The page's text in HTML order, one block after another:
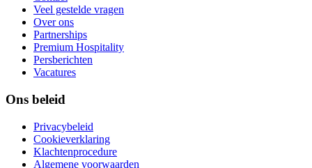
Veel gestelde vragen
Over ons
Partnerships
Premium Hospitality
Persberichten
Vacatures
Ons beleid
Privacybeleid
Cookieverklaring
Klachtenprocedure
Algemene voorwaarden